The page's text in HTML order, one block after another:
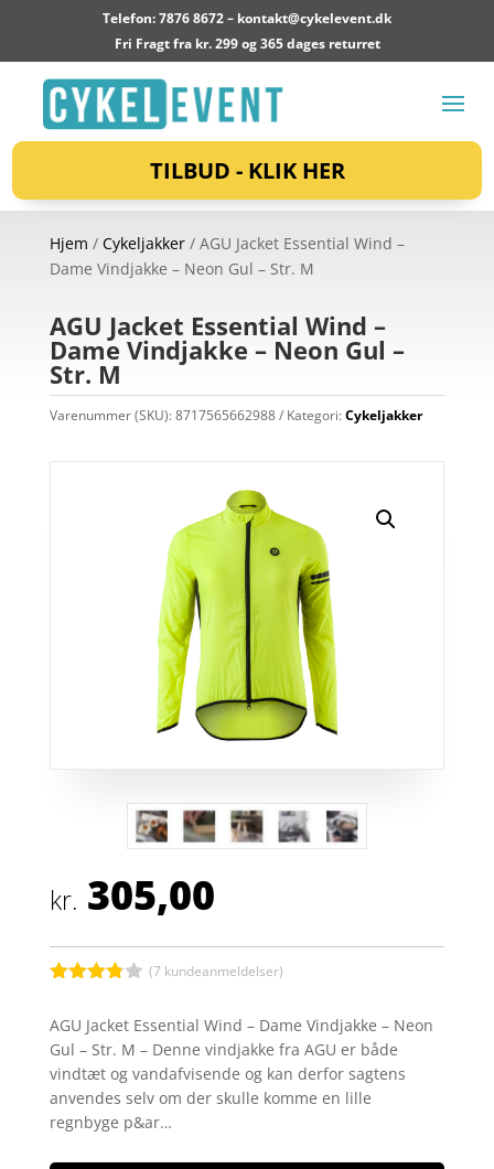
Telefon: 7876 8672 – kontakt@cykelevent.dk
Fri Fragt fra kr. 299 og 365 dages returret
TILBUD - KLIK HER
Hjem / Cykeljakker/ AGU Jacket Essential Wind –
Dame Vindjakke – Neon Gul – Str. M
AGU Jacket Essential Wind –
Dame Vindjakke – Neon Gul –
Str. M
Varenummer (SKU):8717565662988 Kategori:Cykeljakker
kr. 305,00
ud af 5
baseret
på
kundebed
ømmels
er
(7 kundeanmeldelser)
AGU Jacket Essential Wind – Dame Vindjakke – Neon
Gul – Str. M – Denne vindjakke fra AGU er både
vindtæt og vandafvisende og kan derfor sagtens
anvendes selv om der skulle komme en lille
regnbyge p&ar…